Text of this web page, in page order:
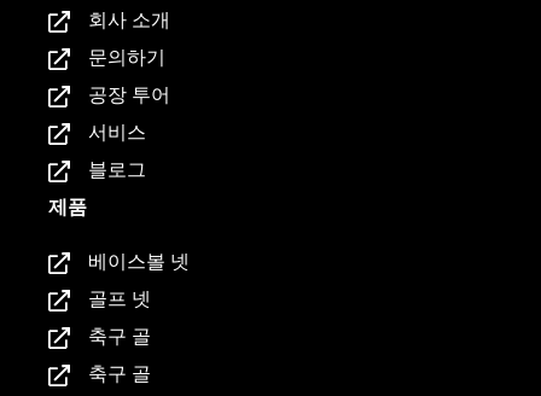
회사 소개
문의하기
공장 투어
서비스
블로그
제품
베이스볼 넷
골프 넷
축구 골
축구 골